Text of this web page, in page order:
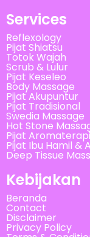
Services
Reflexology
Pijat Shiatsu
Totok Wajah
Scrub & Lulur
Pijat Keseleo
Body Massage
Pijat Akupuntur
Pijat Tradisional
Swedia Massage
Hot Stone
Pijat Aromaterapi
Pijat Ibu Hamil &
Deep Tissue
Kebijakan
Beranda
Contact
Disclaimer
Privacy Policy